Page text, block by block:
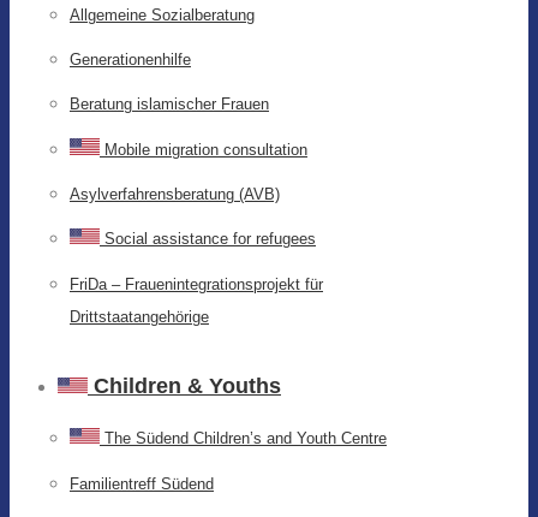
Allgemeine Sozialberatung
Generationenhilfe
Beratung islamischer Frauen
Mobile migration consultation
Asylverfahrensberatung (AVB)
Social assistance for refugees
FriDa – Frauenintegrationsprojekt für
Drittstaatangehörige
Children & Youths
The Südend Children’s and Youth Centre
Familientreff Südend